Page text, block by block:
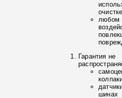
любом
Гарантия не
шинах